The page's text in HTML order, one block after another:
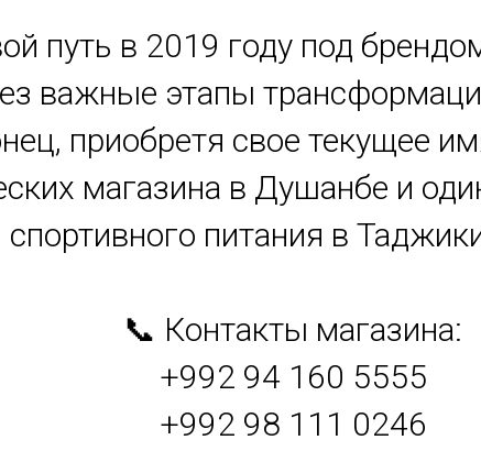
путь в 2019 году под
важные этапы
приобретя свое текущее
магазина в Душанбе и
спортивного питания в
📞 Контакты магазина:
+992 94 160 5555
+992 98 111 0246